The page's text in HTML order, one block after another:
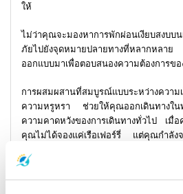
ให้
ไม่ว่าคุณจะมองหาการพักผ่อนเงียบสงบบ
ภัยไปยังจุดหมายปลายทางที่หลากหลาย
ออกแบบมาเพื่อตอบสนองความต้องการข
การผสมผสานที่สมบูรณ์แบบระหว่างความ
ความหรูหรา ช่วยให้คุณออกเดินทางใ
ความคาดหวังของการเดินทางทั่วไป เมื่
คุณไม่ได้จองแค่เรือเฟอร์รี่ แต่คุณกำลัง
ดังนั้น ขึ้นเรือกับลมพระยาได้แล้ววัน